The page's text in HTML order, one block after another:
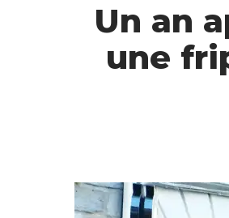
Un an
une